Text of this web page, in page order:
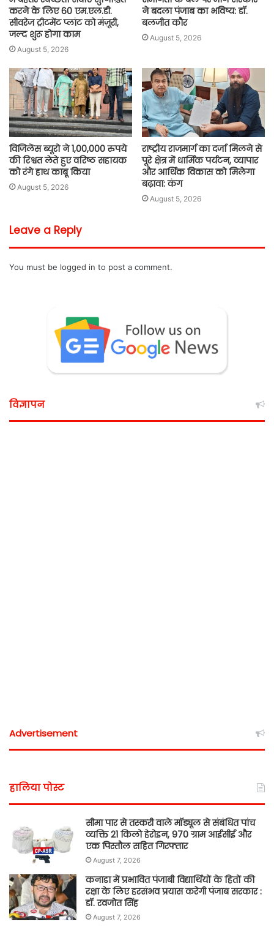
करने के लिए 60 एम.एल.डी.
सीवरेज ट्रीटमेंट प्लांट को मंज़ूरी,
जल्द शुरू होगा काम
August 5, 2026
ने बदला पंजाब का भविष्य: डॉ.
बलजीत कौर
August 5, 2026
विजिलेंस ब्यूरो ने 1,00,000 रुपये
की रिश्वत लेते हुए वरिष्ठ सहायक
को रंगे हाथ काबू किया
August 5, 2026
राष्ट्रीय राजमार्ग का दर्जा मिलने से
पूरे क्षेत्र में धार्मिक पर्यटन, व्यापार
और आर्थिक विकास को मिलेगा
बढ़ावा: कंग
August 5, 2026
Leave a Reply
You must be logged in to post a comment.
विज्ञापन
Advertisement
हालिया पोस्ट
सीमा पार से तस्करी वाले मॉड्यूल से संबंधित पांच
व्यक्ति 21 किलो हेरोइन, 970 ग्राम आईसीई और
एक पिस्तौल सहित गिरफ्तार
August 7, 2026
कनाडा में प्रभावित पंजाबी विद्यार्थियों के हितों की
रक्षा के लिए हरसंभव प्रयास करेगी पंजाब सरकार :
डॉ. रवजोत सिंह
August 7, 2026